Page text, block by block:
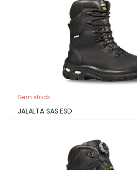
Sem stock
JALALTA SAS ESD